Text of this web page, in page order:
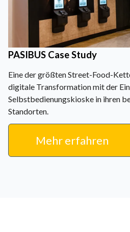
PASIBUS Case Study
Eine der größten Street-Food-
digitale Transformation mit der
Selbstbedienungskioske in ihren
Standorten.
Mehr erfahren